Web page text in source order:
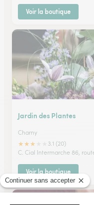
Voir la boutique
Jardin des Plantes
Charny
★★★
3.1 (20)
C. Cial Intermarche 86,
Voir la boutique